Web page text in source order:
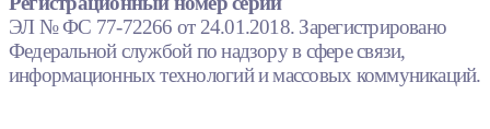
ЭЛ № ФС 77-72266 от 24.01.2018. Зарегистрировано
Федеральной службой по надзору в сфере связи,
информационных технологий и массовых коммуникаций.